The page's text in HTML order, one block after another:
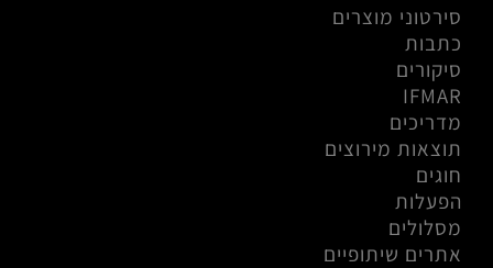
סירטוני מוצרים
כתבות
סיקורים
IFMAR
מדריכים
תוצאות מירוצים
חוגים
הפעלות
מסלולים
אתרים שיתופיים